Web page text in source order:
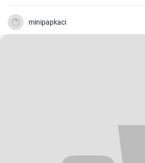
minipapkaci